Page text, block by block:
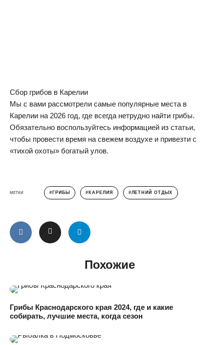
Сбор грибов в Карелии
Мы с вами рассмотрели самые популярные места в
Карелии на 2026 год, где всегда нетрудно найти грибы.
Обязательно воспользуйтесь информацией из статьи,
чтобы провести время на свежем воздухе и привезти с
«тихой охоты» богатый улов.
МЕТКИ ГРИБЫ КАРЕЛИЯ ЛЕТНИЙ ОТДЫХ
Похожие
Грибы Краснодарского края 2024, где и какие
собирать, лучшие места, когда сезон